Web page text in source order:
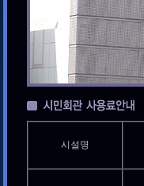
시설명